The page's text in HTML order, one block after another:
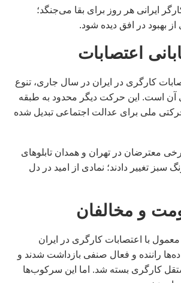
ایرانی هر روز برای بقا می‌جنگد؛
بهبود در افق دیده شود.
اعتصابات
کارگری در ایران در سال جاری، تنوع
آن است. این حرکت دیگر محدود به طبقه
ملی برای عدالت اجتماعی تبدیل شده
معترضان در تهران و همدان تابلوهای
سبز تغییر دادند؛ نمادی از امید در دل
و مخالفان
با اعتصابات کارگری در ایران
ده‌ها راننده و فعال صنفی بازداشت شدند و
کارگری بسته شد. اما این سرکوب‌ها